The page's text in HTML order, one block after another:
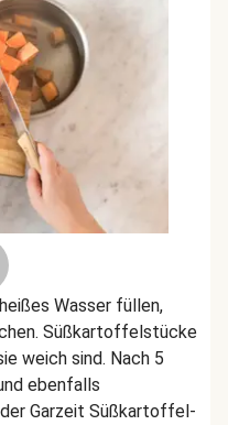
Wasser füllen,
Süßkartoffelstücke
weich sind. Nach 5
ebenfalls
Garzeit Süßkartoffel-